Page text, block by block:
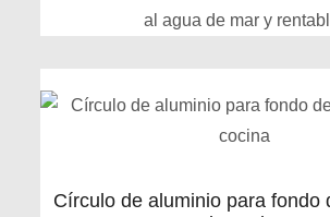
al agua de mar y
Círculo de aluminio para fondo